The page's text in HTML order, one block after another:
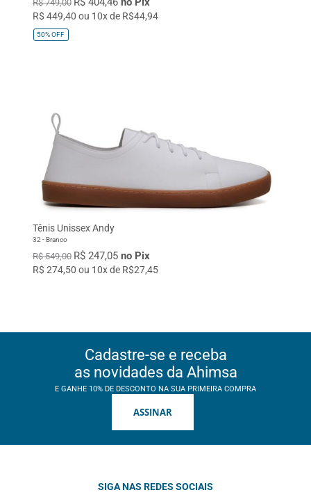
R$ 749,00
R$ 449,40 ou 10x de R$44,94
50%OFF
Tênis Unissex Andy
32 - Branco
R$ 549,00 R$ 247,05 no Pix
R$ 274,50 ou 10x de R$27,45
Cadastre-se e receba
as novidades da Ahimsa
E GANHE 10% DE DESCONTO NA SUA PRIMEIRA COMPRA
ASSINAR
SIGA NAS REDES SOCIAIS